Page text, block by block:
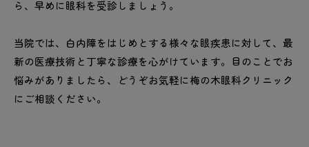
ら、早めに眼科を受診しましょう。
当院では、白内障をはじめとする様々な眼疾患に対して、最
新の医療技術と丁寧な診療を心がけています。目のことでお
悩みがありましたら、どうぞお気軽に梅の木眼科クリニック
にご相談ください。